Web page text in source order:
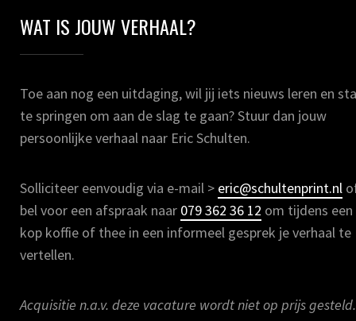
WAT IS JOUW VERHAAL?
Toe aan nog een uitdaging, wil jij iets nieuws leren en
te springen om aan de slag te gaan? Stuur dan jouw
persoonlijke verhaal naar Eric Schulten.
Solliciteer eenvoudig via e-mail > eric@schultenprint.nl
bel voor een afspraak naar 079 362 36 12 om tijdens een
kop koffie of thee in een informeel gesprek je verhaal te
vertellen.
Acquisitie n.a.v. deze vacature wordt niet op prijs gesteld.